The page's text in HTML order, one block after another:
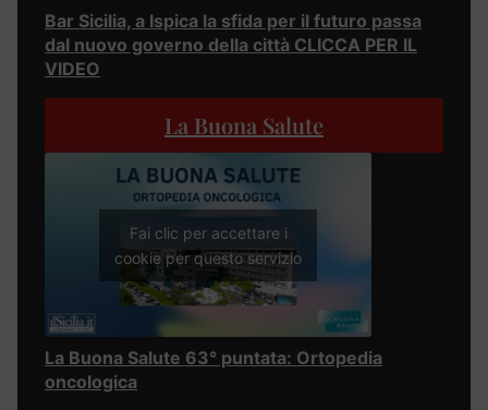
Bar Sicilia, a Ispica la sfida per il futuro passa
dal nuovo governo della città CLICCA PER IL
VIDEO
La Buona Salute
Fai clic per accettare i
cookie per questo servizio
La Buona Salute 63° puntata: Ortopedia
oncologica